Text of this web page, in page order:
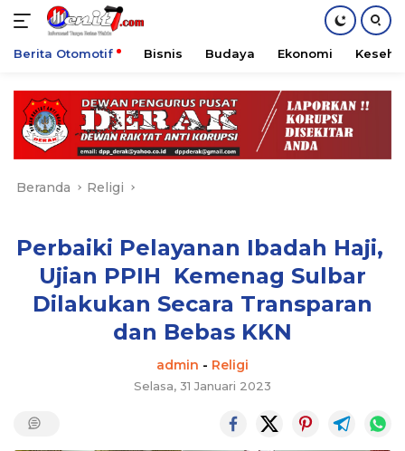
konten
Berita Otomotif Bisnis Budaya Ekonomi
Beranda Religi
Perbaiki Pelayanan Ibadah Haji,
Ujian PPIH Kemenag Sulbar
Dilakukan Secara Transparan
dan Bebas KKN
admin - Religi
Selasa, 31 Januari 2023